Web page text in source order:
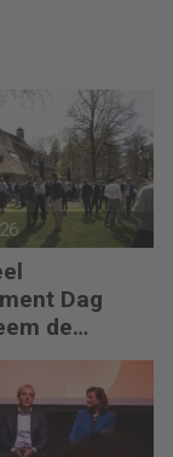
Dag
de
in eigen